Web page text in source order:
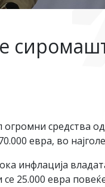
средства
евра, во
инфлација
25.000 евра